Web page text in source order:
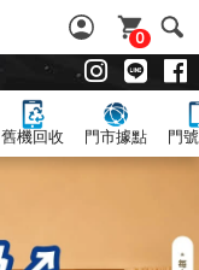
0
舊機回收 門市據點 門